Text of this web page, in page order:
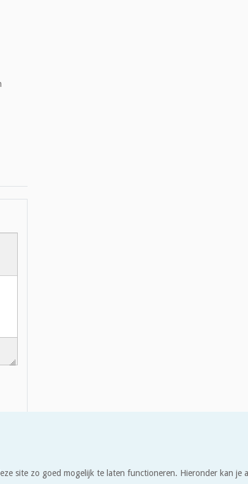
site zo goed mogelijk te laten functioneren. Hieronder kan je